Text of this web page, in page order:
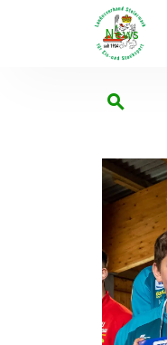
News
search